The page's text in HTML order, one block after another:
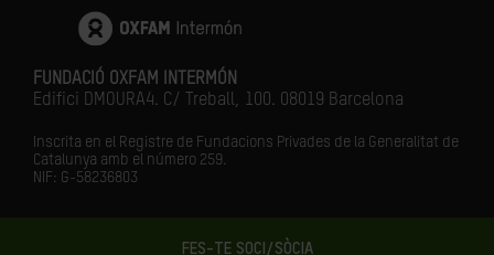
FES-TE SOCI/SÒCIA
FUNDACIÓ OXFAM INTERMÓN
Edifici DMOURA4. C/ Treball, 100. 08019 Barcelona
Inscrita en el Registre de Fundacions Privades de la Generalitat de
Catalunya amb el número 259.
NIF: G-58236803